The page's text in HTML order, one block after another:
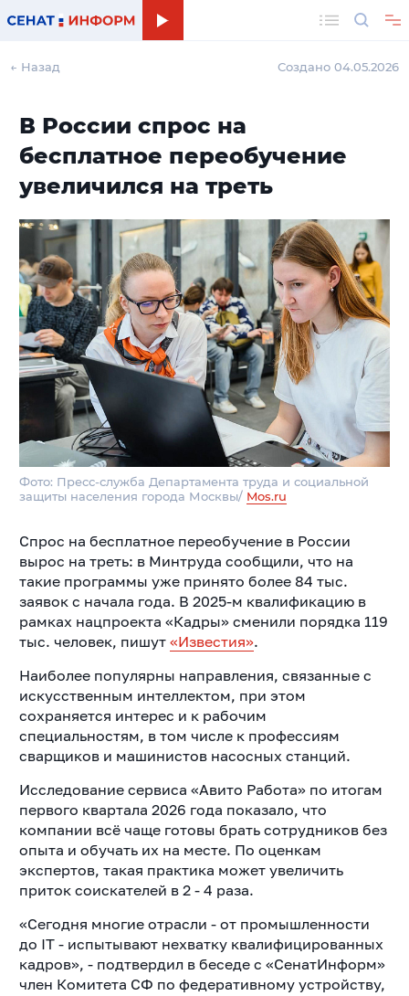
← Назад Создано 04.05.2026
В России спрос на
бесплатное переобучение
увеличился на треть
Фото: Пресс-служба Департамента труда и социальной
защиты населения города Москвы/ Mos.ru
Спрос на бесплатное переобучение в России
вырос на треть: в Минтруда сообщили, что на
такие программы уже принято более 84 тыс.
заявок с начала года. В 2025-м квалификацию в
рамках нацпроекта «Кадры» сменили порядка 119
тыс. человек, пишут «Известия».
Наиболее популярны направления, связанные с
искусственным интеллектом, при этом
сохраняется интерес и к рабочим
специальностям, в том числе к профессиям
сварщиков и машинистов насосных станций.
Исследование сервиса «Авито Работа» по итогам
первого квартала 2026 года показало, что
компании всё чаще готовы брать сотрудников без
опыта и обучать их на месте. По оценкам
экспертов, такая практика может увеличить
приток соискателей в 2 - 4 раза.
«Сегодня многие отрасли - от промышленности
до IT - испытывают нехватку квалифицированных
кадров», - подтвердил в беседе с «СенатИнформ»
член Комитета СФ по федеративному устройству,